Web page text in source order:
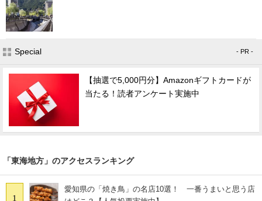
Special - PR -
【抽選で5,000円分】Amazonギフトカードが
当たる！読者アンケート実施中
「東海地方」のアクセスランキング
1
愛知県の「焼き鳥」の名店10選！ 一番うまいと思う店